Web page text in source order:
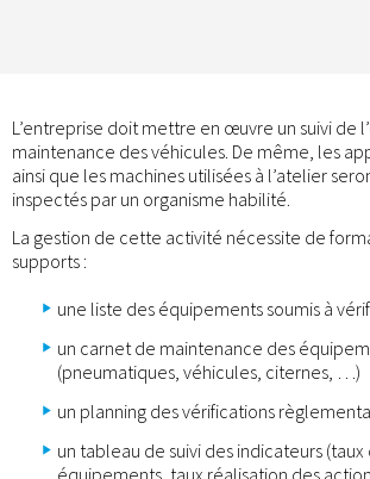
L’entreprise doit mettre en œuvre un suivi de
maintenance des véhicules. De même, les
ainsi que les machines utilisées à l’atelier
inspectés par un organisme habilité.
La gestion de cette activité nécessite de
supports :
une liste des équipements soumis à
un carnet de maintenance des
(pneumatiques, véhicules, citernes, …)
un planning des vérifications
un tableau de suivi des indicateurs
équipements, taux réalisation des